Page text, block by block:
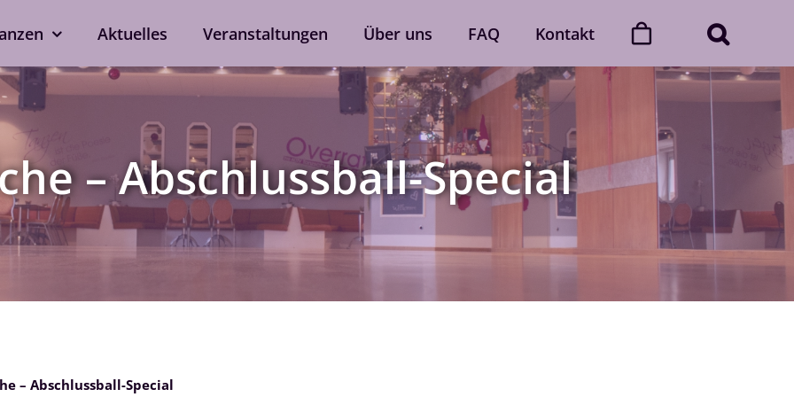
Tanzen ohne Partner
Line Dance
Single-Anmeldung
Privatstunden
Nach Verfügbarkeit auch gerne
bei eurem Wunschtrainer. Auch
Dance with friends
Der „Dance with friends“-Club
Mehr erfahren
Gutscheine
Momente voller Rhythmus und
Aktuelles Veranstaltungen Über uns FAQ Kontakt
– Abschlussball-Special
– Abschlussball-Special